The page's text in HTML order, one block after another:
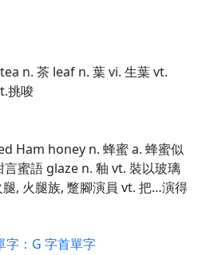
n. 茶 leaf n. 葉 vi. 生葉 vt.
挑唆
Ham honey n. 蜂蜜 a. 蜂蜜似
言蜜語 glaze n. 釉 vt. 裝以玻璃
, 火腿族, 蹩腳演員 vt. 把…演得
字：G 字首單字